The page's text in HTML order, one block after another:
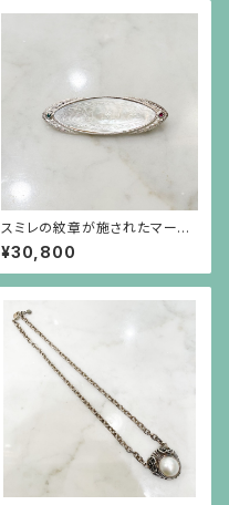
スミレの紋章が施されたマーキ
ス型の白蝶貝、エメラルド、ルビ
ーのシルバーブローチ兼ペンダ
ント
¥30,800